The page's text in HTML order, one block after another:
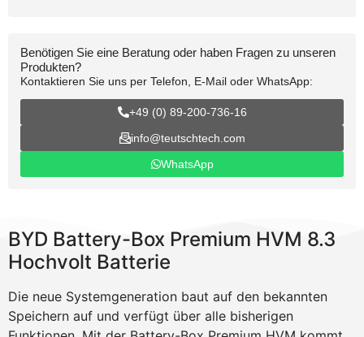
Benötigen Sie eine Beratung oder haben Fragen zu unseren
Produkten?
Kontaktieren Sie uns per Telefon, E-Mail oder WhatsApp:
+49 (0) 89-200-736-16
info@teutschtech.com
WhatsApp
BYD Battery-Box Premium HVM 8.3
Hochvolt Batterie
Die neue Systemgeneration baut auf den bekannten
Speichern auf und verfügt über alle bisherigen